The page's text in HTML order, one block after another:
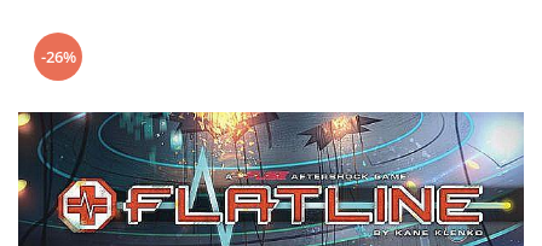
Jocuri pentru toata familia
Party Games (jocuri de petrecere)
Jocuri pentru copii
Smart Games
Puzzle-uri logice
Jocuri cu miniaturi
-26%